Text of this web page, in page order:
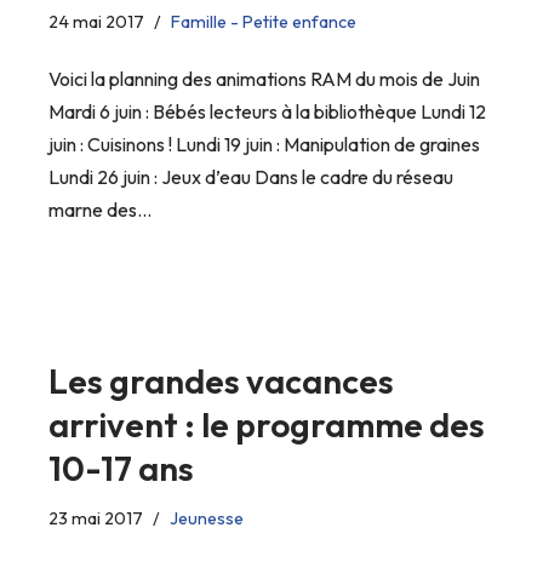
24 mai 2017 Famille - Petite enfance
Voici la planning des animations RAM du mois de Juin
Mardi 6 juin : Bébés lecteurs à la bibliothèque Lundi 12
juin : Cuisinons ! Lundi 19 juin : Manipulation de graines
Lundi 26 juin : Jeux d’eau Dans le cadre du réseau
marne des…
Les grandes vacances
arrivent : le programme des
10-17 ans
23 mai 2017 Jeunesse